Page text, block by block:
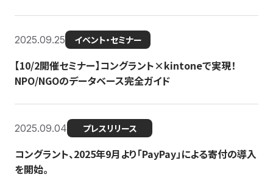
2025.09.25 イベント・セミナー
【10/2開催セミナー】コングラント×kintoneで実現！
NPO/NGOのデータベース完全ガイド
2025.09.04 プレスリリース
コングラント、2025年9月より「PayPay」による寄付の導入
を開始。